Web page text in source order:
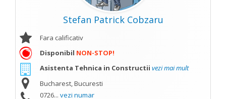
Stefan Patrick Cobzaru
Fara calificativ
Disponibil NON-STOP!
Asistenta Tehnica in Constructii vezi mai mult
Bucharest, Bucuresti
0726... vezi numar